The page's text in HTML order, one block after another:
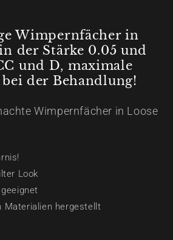
Wimpernfächer in
der Stärke 0.05 und
und D, maximale
der Behandlung!
Wimpernfächer in Loose
Look
Materialien hergestellt